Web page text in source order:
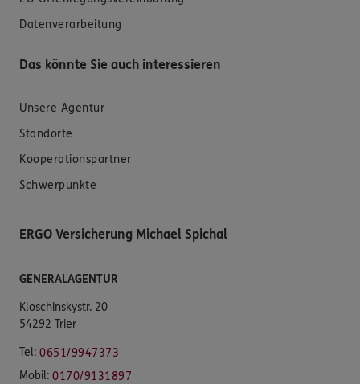
Datenverarbeitung
Das könnte Sie auch interessieren
Unsere Agentur
Standorte
Kooperationspartner
Schwerpunkte
ERGO Versicherung Michael Spichal
GENERALAGENTUR
Kloschinskystr. 20
54292 Trier
Tel: 0651/9947373
Mobil: 0170/9131897